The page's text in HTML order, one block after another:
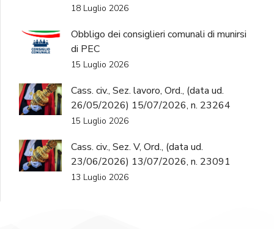
18 Luglio 2026
Obbligo dei consiglieri comunali di munirsi
di PEC
15 Luglio 2026
Cass. civ., Sez. lavoro, Ord., (data ud.
26/05/2026) 15/07/2026, n. 23264
15 Luglio 2026
Cass. civ., Sez. V, Ord., (data ud.
23/06/2026) 13/07/2026, n. 23091
13 Luglio 2026